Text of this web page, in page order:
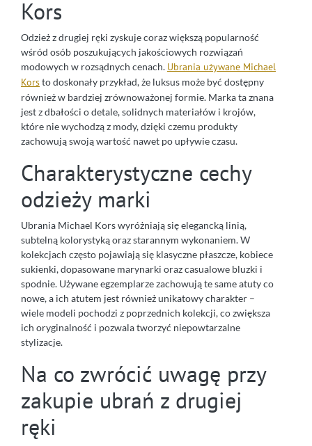
Kors
Odzież z drugiej ręki zyskuje coraz większą popularność
wśród osób poszukujących jakościowych rozwiązań
modowych w rozsądnych cenach. Ubrania używane Michael
Korsto doskonały przykład, że luksus może być dostępny
również w bardziej zrównoważonej formie. Marka ta znana
jest z dbałości o detale, solidnych materiałów i krojów,
które nie wychodzą z mody, dzięki czemu produkty
zachowują swoją wartość nawet po upływie czasu.
Charakterystyczne cechy
odzieży marki
Ubrania Michael Kors wyróżniają się elegancką linią,
subtelną kolorystyką oraz starannym wykonaniem. W
kolekcjach często pojawiają się klasyczne płaszcze, kobiece
sukienki, dopasowane marynarki oraz casualowe bluzki i
spodnie. Używane egzemplarze zachowują te same atuty co
nowe, a ich atutem jest również unikatowy charakter –
wiele modeli pochodzi z poprzednich kolekcji, co zwiększa
ich oryginalność i pozwala tworzyć niepowtarzalne
stylizacje.
Na co zwrócić uwagę przy
zakupie ubrań z drugiej
ręki